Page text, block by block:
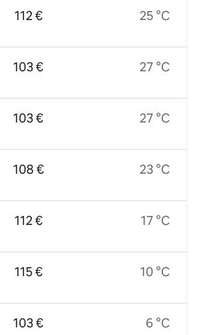
112 €
103 €
103 €
108 €
112 €
115 €
103 €
25 °C
27 °C
27 °C
23 °C
17 °C
10 °C
6 °C